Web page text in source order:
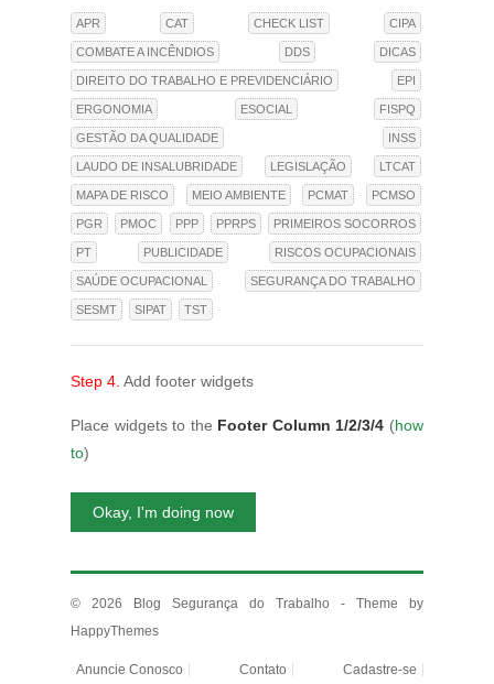
APR CAT CHECK LIST CIPA
COMBATE A INCÊNDIOS DDS DICAS
DIREITO DO TRABALHO E PREVIDENCIÁRIO EPI
ERGONOMIA ESOCIAL FISPQ
GESTÃO DA QUALIDADE INSS
LAUDO DE INSALUBRIDADE LEGISLAÇÃO LTCAT
MAPA DE RISCO MEIO AMBIENTE PCMAT PCMSO
PGR PMOC PPP PPRPS PRIMEIROS SOCORROS
PT PUBLICIDADE RISCOS OCUPACIONAIS
SAÚDE OCUPACIONAL SEGURANÇA DO TRABALHO
SESMT SIPAT TST
Step 4. Add footer widgets
Place widgets to the Footer Column 1/2/3/4 (how
to)
Okay, I'm doing now
© 2026 Blog Segurança do Trabalho - Theme by
HappyThemes
Anuncie Conosco Contato Cadastre-se